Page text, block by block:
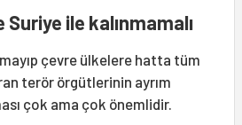
ile kalınmamalı
çevre ülkelere hatta tüm
terör örgütlerinin ayrım
çok ama çok önemlidir.